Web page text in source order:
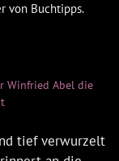
von Buchtipps.
Winfried Abel die
tief verwurzelt